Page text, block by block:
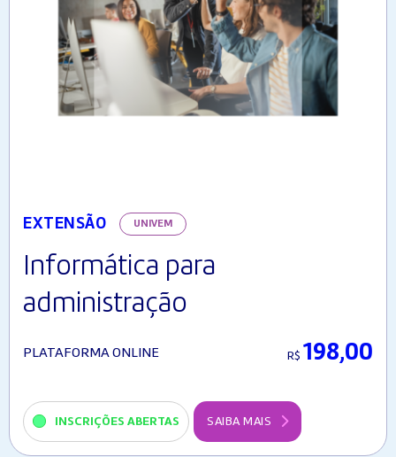
EXTENSÃO UNIVEM
Informática para
administração
PLATAFORMA ONLINE R$ 198,00
INSCRIÇÕES ABERTAS SAIBA MAIS